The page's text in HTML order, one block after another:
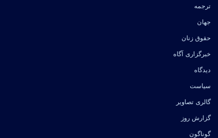
ترجمه
جهان
حقوق زنان
خبرگزاری آگاه
دیدگاه
سیاست
گالری تصاویر
گزارش روز
گوناگون